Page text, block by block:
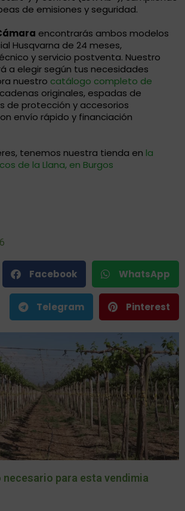
de emisiones y seguridad.
encontrarás ambos modelos
Husqvarna de 24 meses,
y servicio postventa. Nuestro
a elegir según tus necesidades
nuestro catálogo completo de
originales, espadas de
de protección y accesorios
envío rápido y financiación
tenemos nuestra tienda en la
de la Llana, en Burgos
Facebook WhatsApp
Telegram Pinterest
para esta vendimia